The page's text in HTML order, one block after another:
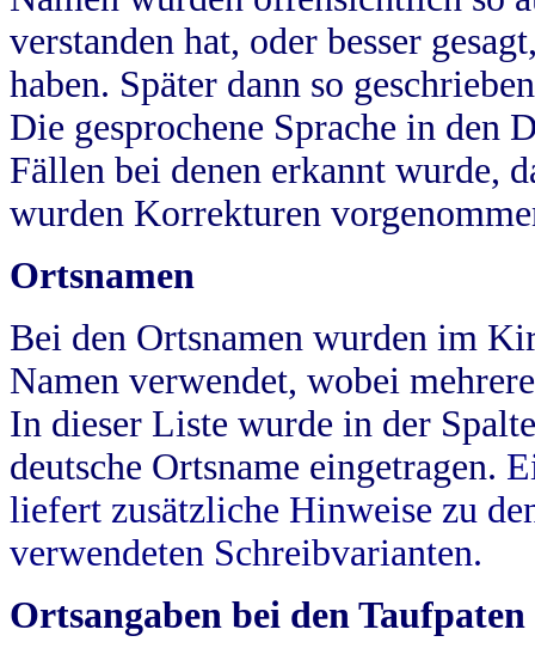
verstanden hat, oder besser
haben. Später dann so
Die gesprochene Sprache in
Fällen bei denen erkannt wurde,
wurden Korrekturen
Ortsnamen
Bei den Ortsnamen wurden im
Namen verwendet, wobei
In dieser Liste wurde in der
deutsche Ortsname eingetragen.
liefert zusätzliche Hinweise zu
verwendeten Schreibvarianten.
Ortsangaben bei den Taufpaten